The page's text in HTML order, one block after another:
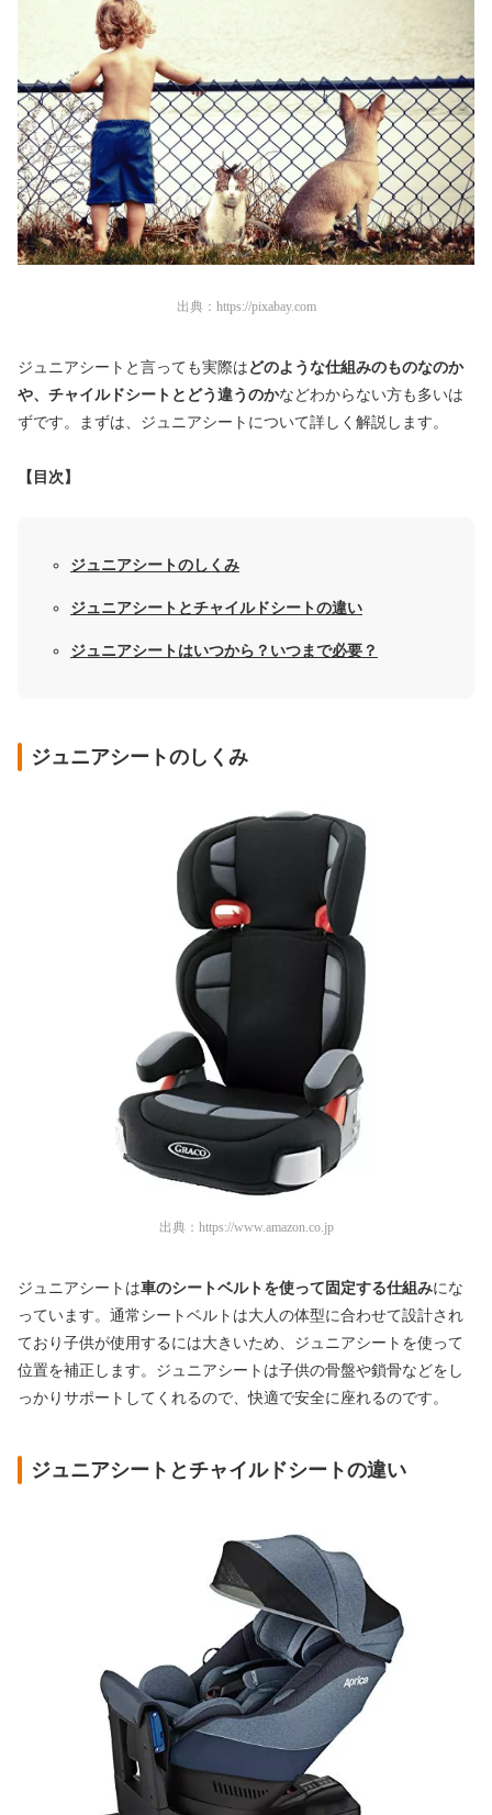
出典： https://pixabay.com
ジュニアシートと言っても実際は どのような仕組みのものなのか
や、チャイルドシートとどう違うのかなどわからない方も多いは
ずです。まずは、ジュニアシートについて詳しく解説します。
【目次】
ジュニアシートのしくみ
ジュニアシートとチャイルドシートの違い
ジュニアシートはいつから？いつまで必要？
ジュニアシートのしくみ
出典： https://www.amazon.co.jp
ジュニアシートは車のシートベルトを使って固定する仕組みにな
っています。通常シートベルトは大人の体型に合わせて設計され
ており子供が使用するには大きいため、ジュニアシートを使って
位置を補正します。 ジュニアシートは子供の骨盤や鎖骨などをし
っかりサポートしてくれるので、快適で安全に座れるのです。
ジュニアシートとチャイルドシートの違い